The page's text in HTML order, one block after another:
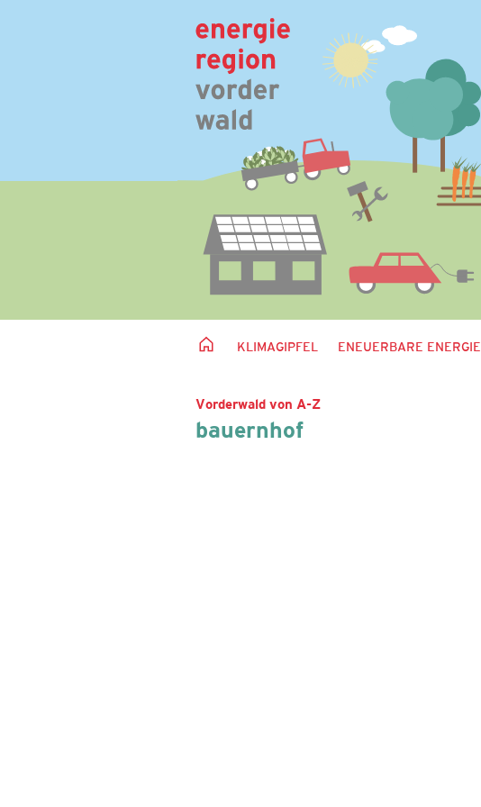
KLIMAGIPFEL ENEUERBARE ENERGIE
Vorderwald von A-Z
bauernhof